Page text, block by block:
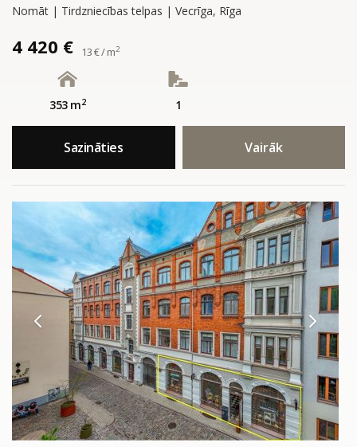
Nomāt | Tirdzniecības telpas | Vecrīga, Rīga
4 420 € 13 € / m2
353 m2 1
Sazināties Vairāk